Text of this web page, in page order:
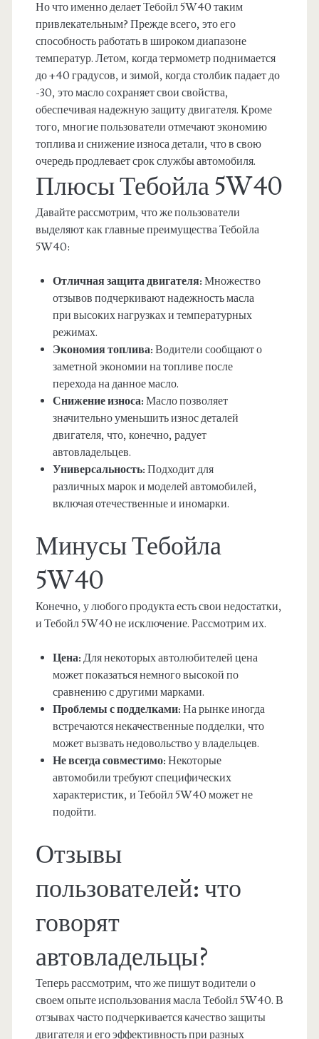
Но что именно делает Тебойл 5W40 таким
привлекательным? Прежде всего, это его
способность работать в широком диапазоне
температур. Летом, когда термометр поднимается
до +40 градусов, и зимой, когда столбик падает до
-30, это масло сохраняет свои свойства,
обеспечивая надежную защиту двигателя. Кроме
того, многие пользователи отмечают экономию
топлива и снижение износа детали, что в свою
очередь продлевает срок службы автомобиля.
Плюсы Тебойла 5W40
Давайте рассмотрим, что же пользователи
выделяют как главные преимущества Тебойла
5W40:
Отличная защита двигателя: Множество
отзывов подчеркивают надежность масла
при высоких нагрузках и температурных
режимах.
Экономия топлива: Водители сообщают о
заметной экономии на топливе после
перехода на данное масло.
Снижение износа: Масло позволяет
значительно уменьшить износ деталей
двигателя, что, конечно, радует
автовладельцев.
Универсальность: Подходит для
различных марок и моделей автомобилей,
включая отечественные и иномарки.
Минусы Тебойла
5W40
Конечно, у любого продукта есть свои недостатки,
и Тебойл 5W40 не исключение. Рассмотрим их.
Цена: Для некоторых автолюбителей цена
может показаться немного высокой по
сравнению с другими марками.
Проблемы с подделками: На рынке иногда
встречаются некачественные подделки, что
может вызвать недовольство у владельцев.
Не всегда совместимо: Некоторые
автомобили требуют специфических
характеристик, и Тебойл 5W40 может не
подойти.
Отзывы
пользователей: что
говорят
автовладельцы?
Теперь рассмотрим, что же пишут водители о
своем опыте использования масла Тебойл 5W40. В
отзывах часто подчеркивается качество защиты
двигателя и его эффективность при разных